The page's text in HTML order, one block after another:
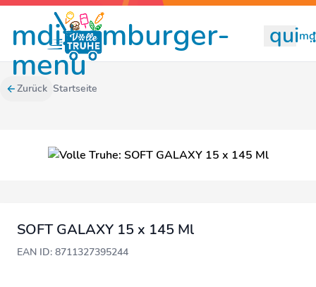
mdi:hamburger-
menu
Zurück Startseite
SOFT GALAXY 15 x 145 Ml
EAN ID: 8711327395244